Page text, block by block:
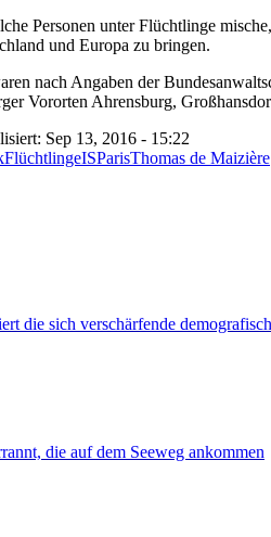
Personen unter Flüchtlinge
und Europa zu bringen.
nach Angaben der
Vororten Ahrensburg,
Sep 13, 2016 - 15:22
FlüchtlingeISParisThomas de Maizière
die sich verschärfende
die auf dem Seeweg ankommen